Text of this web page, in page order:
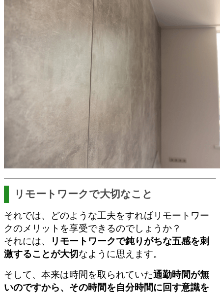
リモートワークで大切なこと
それでは、どのような工夫をすればリモートワー
クのメリットを享受できるのでしょうか？
それには、
リモートワークで鈍りがちな五感を刺
激することが大切なように思えます。
そして、 本来は時間を取られていた通勤時間が無
いのですから、 その時間を自分時間に回す意識を